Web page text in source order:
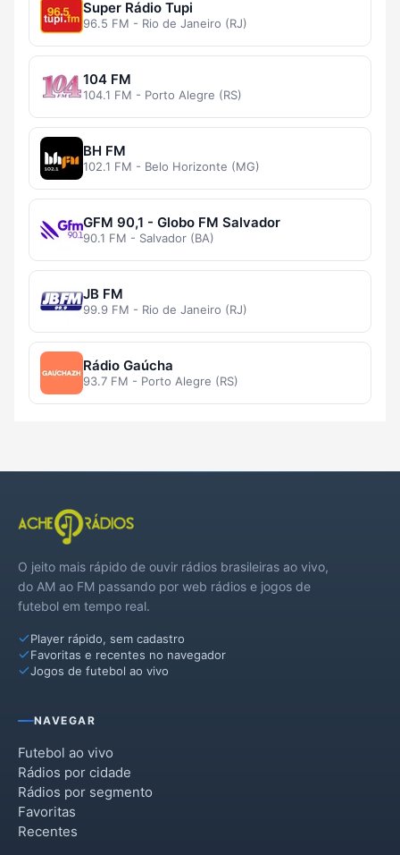
Super Rádio Tupi
96.5 FM - Rio de Janeiro (RJ)
104 FM
104.1 FM - Porto Alegre (RS)
BH FM
102.1 FM - Belo Horizonte (MG)
GFM 90,1 - Globo FM Salvador
90.1 FM - Salvador (BA)
JB FM
99.9 FM - Rio de Janeiro (RJ)
Rádio Gaúcha
93.7 FM - Porto Alegre (RS)
O jeito mais rápido de ouvir rádios brasileiras ao vivo,
do AM ao FM passando por web rádios e jogos de
futebol em tempo real.
Player rápido, sem cadastro
Favoritas e recentes no navegador
Jogos de futebol ao vivo
NAVEGAR
Futebol ao vivo
Rádios por cidade
Rádios por segmento
Favoritas
Recentes